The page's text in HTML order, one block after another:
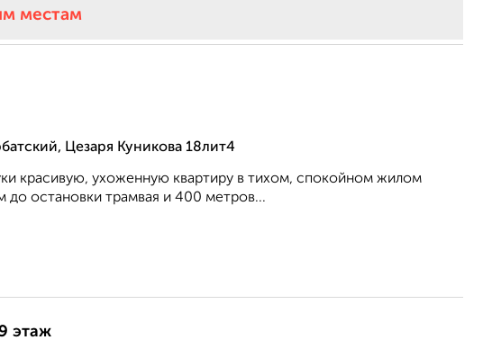
местам
Цезаря Куникова 18лит4
красивую, ухоженную квартиру в тихом, спокойном жилом
до остановки трамвая и 400 метров...
этаж